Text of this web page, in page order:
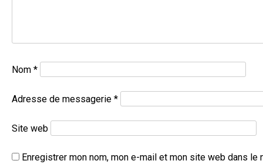
Nom *
Adresse de messagerie *
Site web
Enregistrer mon nom, mon e-mail et mon site web dans le